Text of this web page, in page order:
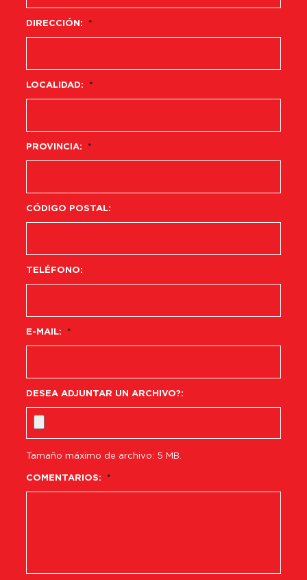
DIRECCIÓN: *
LOCALIDAD: *
PROVINCIA: *
CÓDIGO POSTAL:
TELÉFONO:
E-MAIL: *
DESEA ADJUNTAR UN ARCHIVO?:
Tamaño máximo de archivo: 5 MB.
COMENTARIOS: *